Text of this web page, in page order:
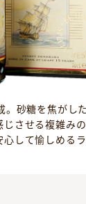
。砂糖を焦がし
させる複雑み
して愉しめるラ